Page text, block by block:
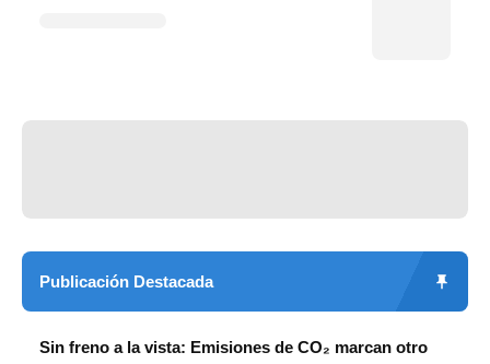
Publicación Destacada
Sin freno a la vista: Emisiones de CO₂ marcan otro